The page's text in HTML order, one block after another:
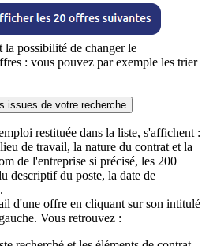
la possibilité de changer le
: vous pouvez par exemple les trier
issues de votre recherche
restituée dans la liste, s'affichent :
de travail, la nature du contrat et la
de l'entreprise si précisé, les 200
descriptif du poste, la date de
d'une offre en cliquant sur son intitulé
Vous retrouvez :